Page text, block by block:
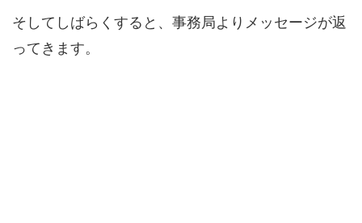
そしてしばらくすると、事務局よりメッセージが返
ってきます。